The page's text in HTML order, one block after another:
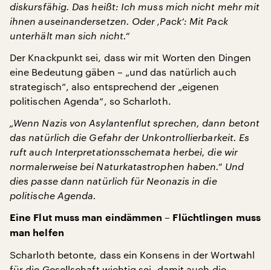
diskursfähig. Das heißt: Ich muss mich nicht mehr mit
ihnen auseinandersetzen. Oder ‚Pack‘: Mit Pack
unterhält man sich nicht.“
Der Knackpunkt sei, dass wir mit Worten den Dingen
eine Bedeutung gäben – „und das natürlich auch
strategisch“, also entsprechend der „eigenen
politischen Agenda“, so Scharloth.
„Wenn Nazis von Asylantenflut sprechen, dann betont
das natürlich die Gefahr der Unkontrollierbarkeit. Es
ruft auch Interpretationsschemata herbei, die wir
normalerweise bei Naturkatastrophen haben.“ Und
dies passe dann natürlich für Neonazis in die
politische Agenda.
Eine Flut muss man eindämmen – Flüchtlingen muss
man helfen
Scharloth betonte, dass ein Konsens in der Wortwahl